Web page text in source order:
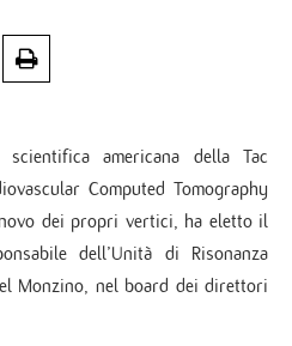
americana della Tac
Computed Tomography
dei propri vertici, ha eletto il
dell’Unità di Risonanza
Monzino, nel board dei direttori